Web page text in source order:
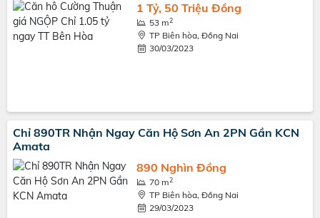
1 Tỷ, 50 Triệu Đồng
53 m2
TP Biên hòa, Đồng Nai
30/03/2023
Chỉ 890TR Nhận Ngay Căn Hộ Sơn An 2PN Gần KCN
Amata
890 Nghìn Đồng
70 m2
TP Biên hòa, Đồng Nai
29/03/2023